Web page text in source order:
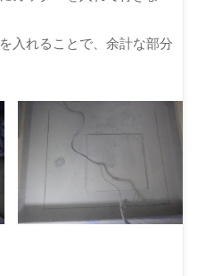
入れることで、余計な部分